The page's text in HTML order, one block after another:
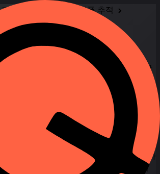
를 통해 Android 휴대폰 추적
기
기
스 추적 및 찾기
를 쉽게 찾아보세요! 분실하거나 도난당
지도에서 원격으로 찾아보세요. 온라인
표와 움직임을 추적하세요.
을 어떻게 찾나요? 저희 온라인 로케이
다! 국제 형식의 전화번호를 입력하기만 하
추적되며 별도의 설정이 필요하지 않습니